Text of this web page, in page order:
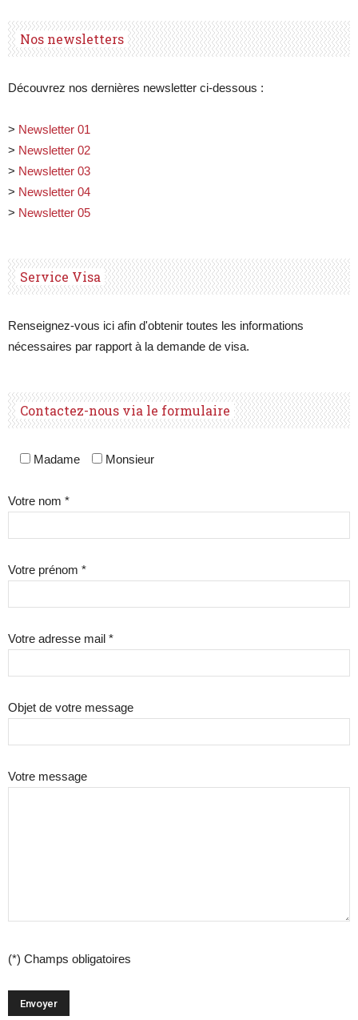
Nos newsletters
Découvrez nos dernières newsletter ci-dessous :
> Newsletter 01
> Newsletter 02
> Newsletter 03
> Newsletter 04
> Newsletter 05
Service Visa
Renseignez-vous ici afin d'obtenir toutes les informations
nécessaires par rapport à la demande de visa.
Contactez-nous via le formulaire
Madame Monsieur
Votre nom *
Votre prénom *
Votre adresse mail *
Objet de votre message
Votre message
(*) Champs obligatoires